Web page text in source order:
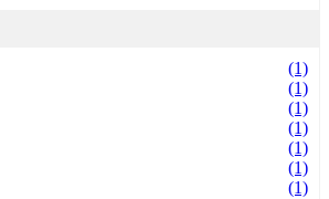
(1)
(1)
(1)
(1)
(1)
(1)
(1)